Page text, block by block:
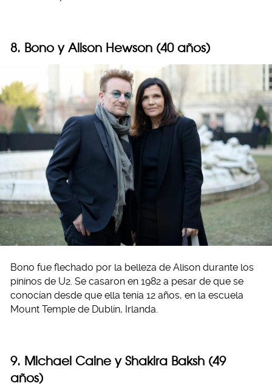
8. Bono y Alison Hewson (40 años)
Bono fue flechado por la belleza de Alison durante los
pininos de U2. Se casaron en 1982 a pesar de que se
conocían desde que ella tenía 12 años, en la escuela
Mount Temple de Dublín, Irlanda.
9. Michael Caine y Shakira Baksh (49
años)